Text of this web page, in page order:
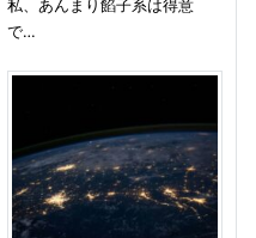
私、あんまり餡子系は得意
で…